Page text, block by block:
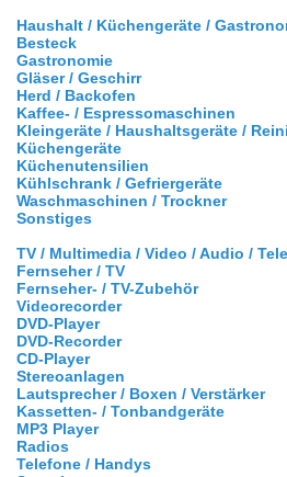
Haushalt / Küchengeräte /
Besteck
Gastronomie
Gläser / Geschirr
Herd / Backofen
Kaffee- / Espressomaschinen
Kleingeräte / Haushaltsgeräte /
Küchengeräte
Küchenutensilien
Kühlschrank / Gefriergeräte
Waschmaschinen / Trockner
Sonstiges
TV / Multimedia / Video / Audio /
Fernseher / TV
Fernseher- / TV-Zubehör
Videorecorder
DVD-Player
DVD-Recorder
CD-Player
Stereoanlagen
Lautsprecher / Boxen / Verstärker
Kassetten- / Tonbandgeräte
MP3 Player
Radios
Telefone / Handys